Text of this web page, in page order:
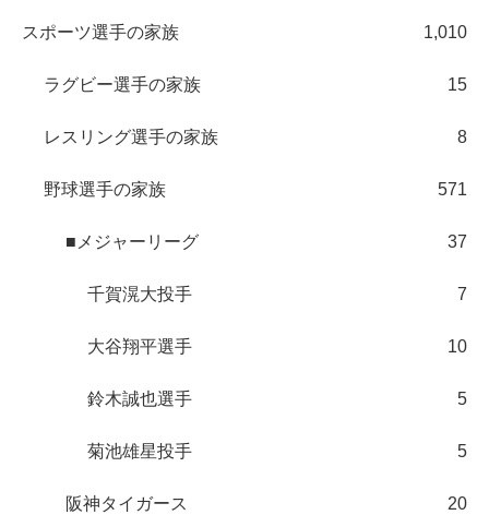
スポーツ選手の家族 1,010
ラグビー選手の家族 15
レスリング選手の家族 8
野球選手の家族 571
■メジャーリーグ 37
千賀滉大投手 7
大谷翔平選手 10
鈴木誠也選手 5
菊池雄星投手 5
阪神タイガース 20